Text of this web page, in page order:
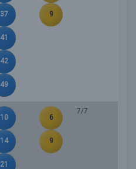
37
41
42
49
9
10
14
21
6
9
7/7